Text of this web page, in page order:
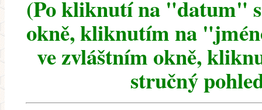
(Po kliknutí na "datum"
okně, kliknutím na
ve zvláštním okně,
stručný